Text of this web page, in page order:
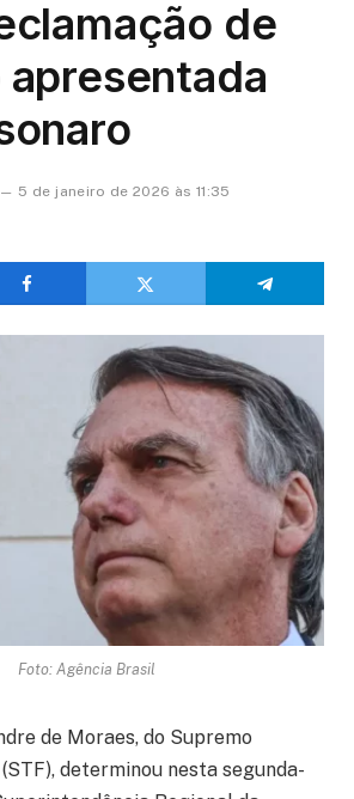
de
apresentada
5 de janeiro de 2026 às 11:35
Foto: Agência Brasil
de Moraes, do Supremo
determinou nesta segunda-